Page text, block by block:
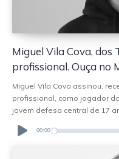
Miguel Vila Cova,
profissional. Ouça no
Miguel Vila Cova assinou,
profissional, como jogador
jovem defesa central de 17
Player 00:00